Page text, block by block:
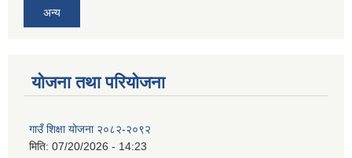
अन्य
योजना तथा परियोजना
गाउँ शिक्षा योजना २०८२-२०९२
मिति: 07/20/2026 - 14:23